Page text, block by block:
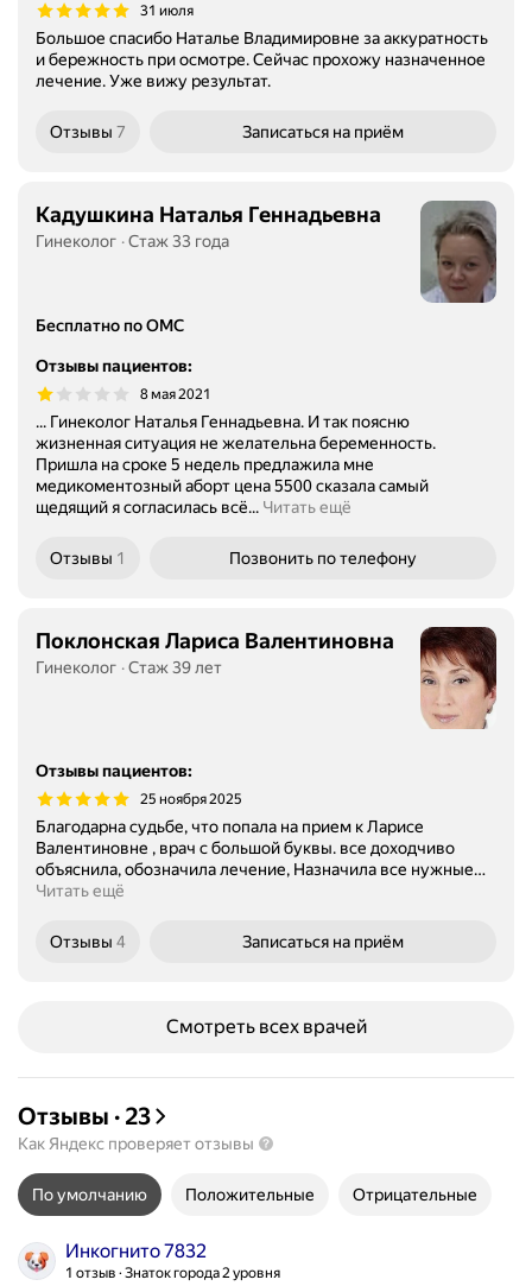
31 июля
Большое спасибо Наталье Владимировне за аккуратность
и бережность при осмотре. Сейчас прохожу назначенное
лечение. Уже вижу результат.
Отзывы 7 Записаться на приём
Кадушкина Наталья Геннадьевна
Гинеколог Стаж 33 года
Бесплатно по ОМС
Отзывы пациентов:
8 мая 2021
... Гинеколог Наталья Геннадьевна. И так поясню
жизненная ситуация не желательна беременность.
Пришла на сроке 5 недель предлажила мне
медикоментозный аборт цена 5500 сказала самый
щедящий я согласилась всё... Читать ещё
Отзывы 1 Позвонить по телефону
Поклонская Лариса Валентиновна
Гинеколог Стаж 39 лет
Отзывы пациентов:
25 ноября 2025
Благодарна судьбе, что попала на прием к Ларисе
Валентиновне , врач с большой буквы. все доходчиво
объяснила, обозначила лечение, Назначила все нужные…
Читать ещё
Отзывы 4 Записаться на приём
Смотреть всех врачей
Отзывы · 23
Как Яндекс проверяет отзывы
По умолчанию Положительные Отрицательные
Инкогнито 7832
1 отзыв Знаток города 2 уровня